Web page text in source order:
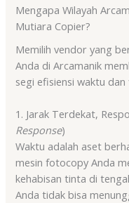
Mengapa Wilayah
Mutiara Copier?
Memilih vendor yang
Anda di Arcamanik
segi efisiensi waktu dan
1. Jarak Terdekat,
Response)
Waktu adalah aset
mesin fotocopy Anda
kehabisan tinta di
Anda tidak bisa